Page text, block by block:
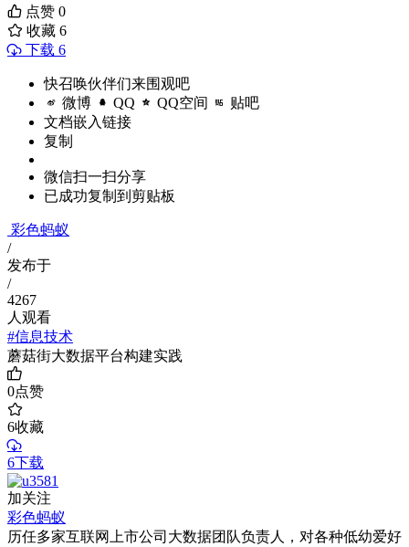
点赞 0
收藏 6
下载 6
快召唤伙伴们来围观吧
微博 QQ QQ空间 贴吧
文档嵌入链接
复制
微信扫一扫分享
已成功复制到剪贴板
彩色蚂蚁
/
发布于
/
4267
人观看
#信息技术
蘑菇街大数据平台构建实践
0点赞
6收藏
6下载
加关注
彩色蚂蚁
历任多家互联网上市公司大数据团队负责人，对各种低幼爱好